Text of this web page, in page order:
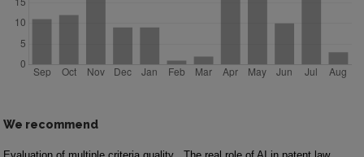
We recommend